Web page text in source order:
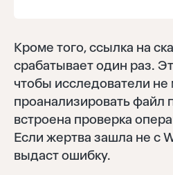
Кроме того, ссылка на
срабатывает один раз.
чтобы исследователи не
проанализировать файл
встроена проверка
Если жертва зашла не с
выдаст ошибку.